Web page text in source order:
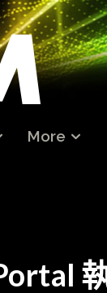
More